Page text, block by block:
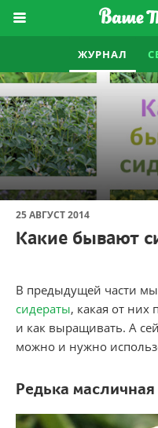
ЖУРНАЛ
25 АВГУСТ 2014
Какие бывают
В предыдущей части мы
сидераты, какая от них
и как выращивать. А
можно и нужно
Редька масличная